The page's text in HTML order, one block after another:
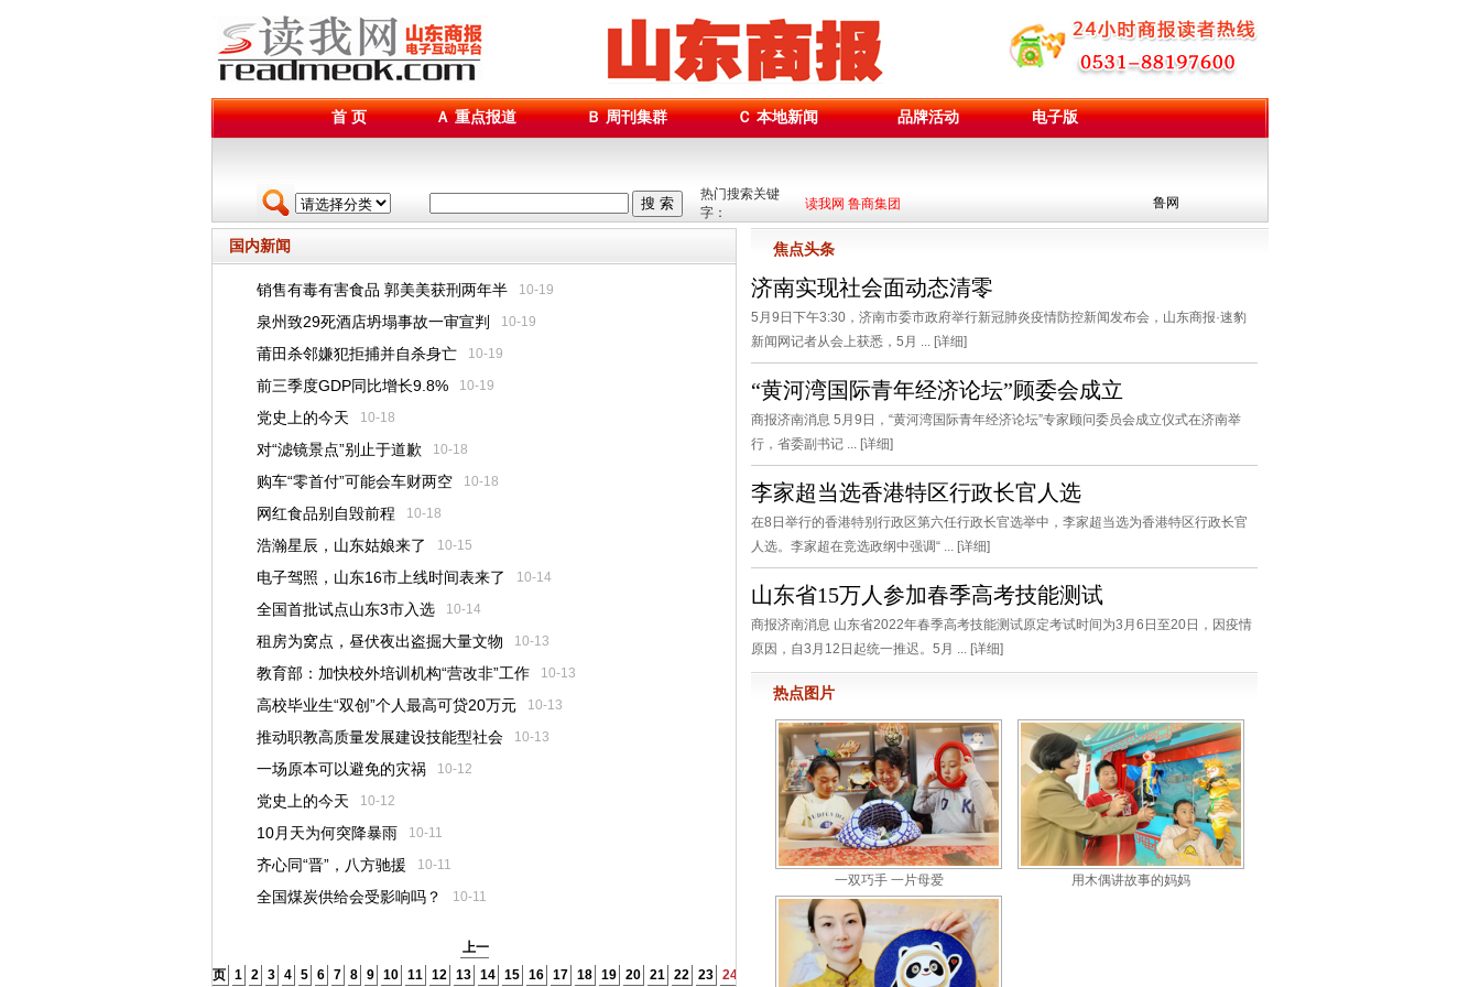
首 页 Ａ 重点报道 Ｂ 周刊集群 Ｃ 本地新闻 品牌活动 电子版
搜 索
热门搜索关键
字：
读我网 鲁商集团 鲁网
国内新闻
销售有毒有害食品 郭美美获刑两年半 10-19
泉州致29死酒店坍塌事故一审宣判 10-19
莆田杀邻嫌犯拒捕并自杀身亡 10-19
前三季度GDP同比增长9.8% 10-19
党史上的今天 10-18
对“滤镜景点”别止于道歉 10-18
购车“零首付”可能会车财两空 10-18
网红食品别自毁前程 10-18
浩瀚星辰，山东姑娘来了 10-15
电子驾照，山东16市上线时间表来了 10-14
全国首批试点山东3市入选 10-14
租房为窝点，昼伏夜出盗掘大量文物 10-13
教育部：加快校外培训机构“营改非”工作 10-13
高校毕业生“双创”个人最高可贷20万元 10-13
推动职教高质量发展建设技能型社会 10-13
一场原本可以避免的灾祸 10-12
党史上的今天 10-12
10月天为何突降暴雨 10-11
齐心同“晋”，八方驰援 10-11
全国煤炭供给会受影响吗？ 10-11
上一
页 1 2 3 4 5 6 7 8 9 10 11 12 13 14 15 16 17 18 19 20 21 22 23 24 28 29 30 31 32 33 34 35
焦点头条
济南实现社会面动态清零
5月9日下午3:30，济南市委市政府举行新冠肺炎疫情防控新闻发布会，山东商报·速豹
新闻网记者从会上获悉，5月 ... [详细]
“黄河湾国际青年经济论坛”顾委会成立
商报济南消息 5月9日，“黄河湾国际青年经济论坛”专家顾问委员会成立仪式在济南举
行，省委副书记 ... [详细]
李家超当选香港特区行政长官人选
在8日举行的香港特别行政区第六任行政长官选举中，李家超当选为香港特区行政长官
人选。李家超在竞选政纲中强调“ ... [详细]
山东省15万人参加春季高考技能测试
商报济南消息 山东省2022年春季高考技能测试原定考试时间为3月6日至20日，因疫情
原因，自3月12日起统一推迟。5月 ... [详细]
热点图片
一双巧手 一片母爱 用木偶讲故事的妈妈